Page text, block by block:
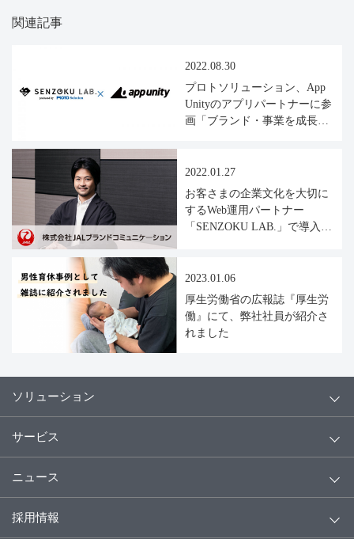
関連記事
2022.08.30
プロトソリューション、App
Unityのアプリパートナーに参
画「ブランド・事業を成長さ
用までサポート
2022.01.27
お客さまの企業文化を大切に
するWeb運用パートナー
「SENZOKU LAB.」で導入事
た。
2023.01.06
厚生労働省の広報誌『厚生労
働』にて、弊社社員が紹介さ
れました
ソリューション
サービス
ニュース
採用情報